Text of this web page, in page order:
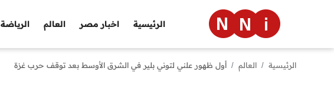
الرئيسية اخبار مصر العالم الرياضة
الرئيسية العالم أول ظهور علني لتوني بلير في الشرق الأوسط بعد توقف حرب غزة